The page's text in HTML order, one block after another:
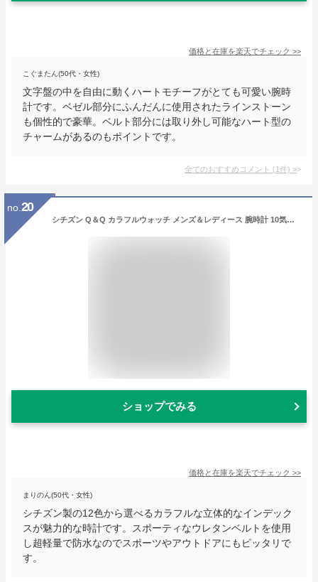
価格と在庫を楽天でチェック >>
こぐまたん(50代・女性)
文字盤の中を自由に動くハートモチーフがとても可愛い腕時
計です。ベゼル部分にふんだんに使用されたラインストーン
も個性的で豪華。ベルト部分には取り外し可能なハート型の
チャームがあるのもポイントです。
全てのおすすめコメント (1件) >
no. 20
シチズン Q＆Q カラフルウォッチ メンズ＆レディース 腕時計 10気圧防水 立体インデックス ユニセックス ウォッチ チープシチズン
ショップでみる
価格と在庫を楽天でチェック >>
まりのん(50代・女性)
シチズン製の12色から選べるカラフルな立体的なインデック
スが魅力的な時計です。スポーティなウレタンベルトを使用
し超軽量で防水なのでスポーツやアウトドアにもピッタリで
す。